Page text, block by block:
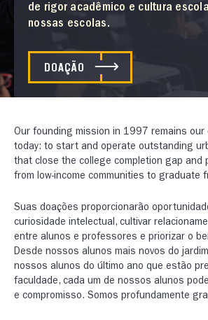
de rigor acadêmico e cultura
nossas escolas.
DOAÇÃO
Our founding mission in 1997 remains our
today: to start and operate outstanding
that close the college completion gap and
from low-income communities to graduate
Suas doações proporcionarão
curiosidade intelectual, cultivar
entre alunos e professores e priorizar o
Desde nossos alunos mais novos do
nossos alunos do último ano que estão
faculdade, cada um de nossos alunos
e compromisso. Somos profundamente